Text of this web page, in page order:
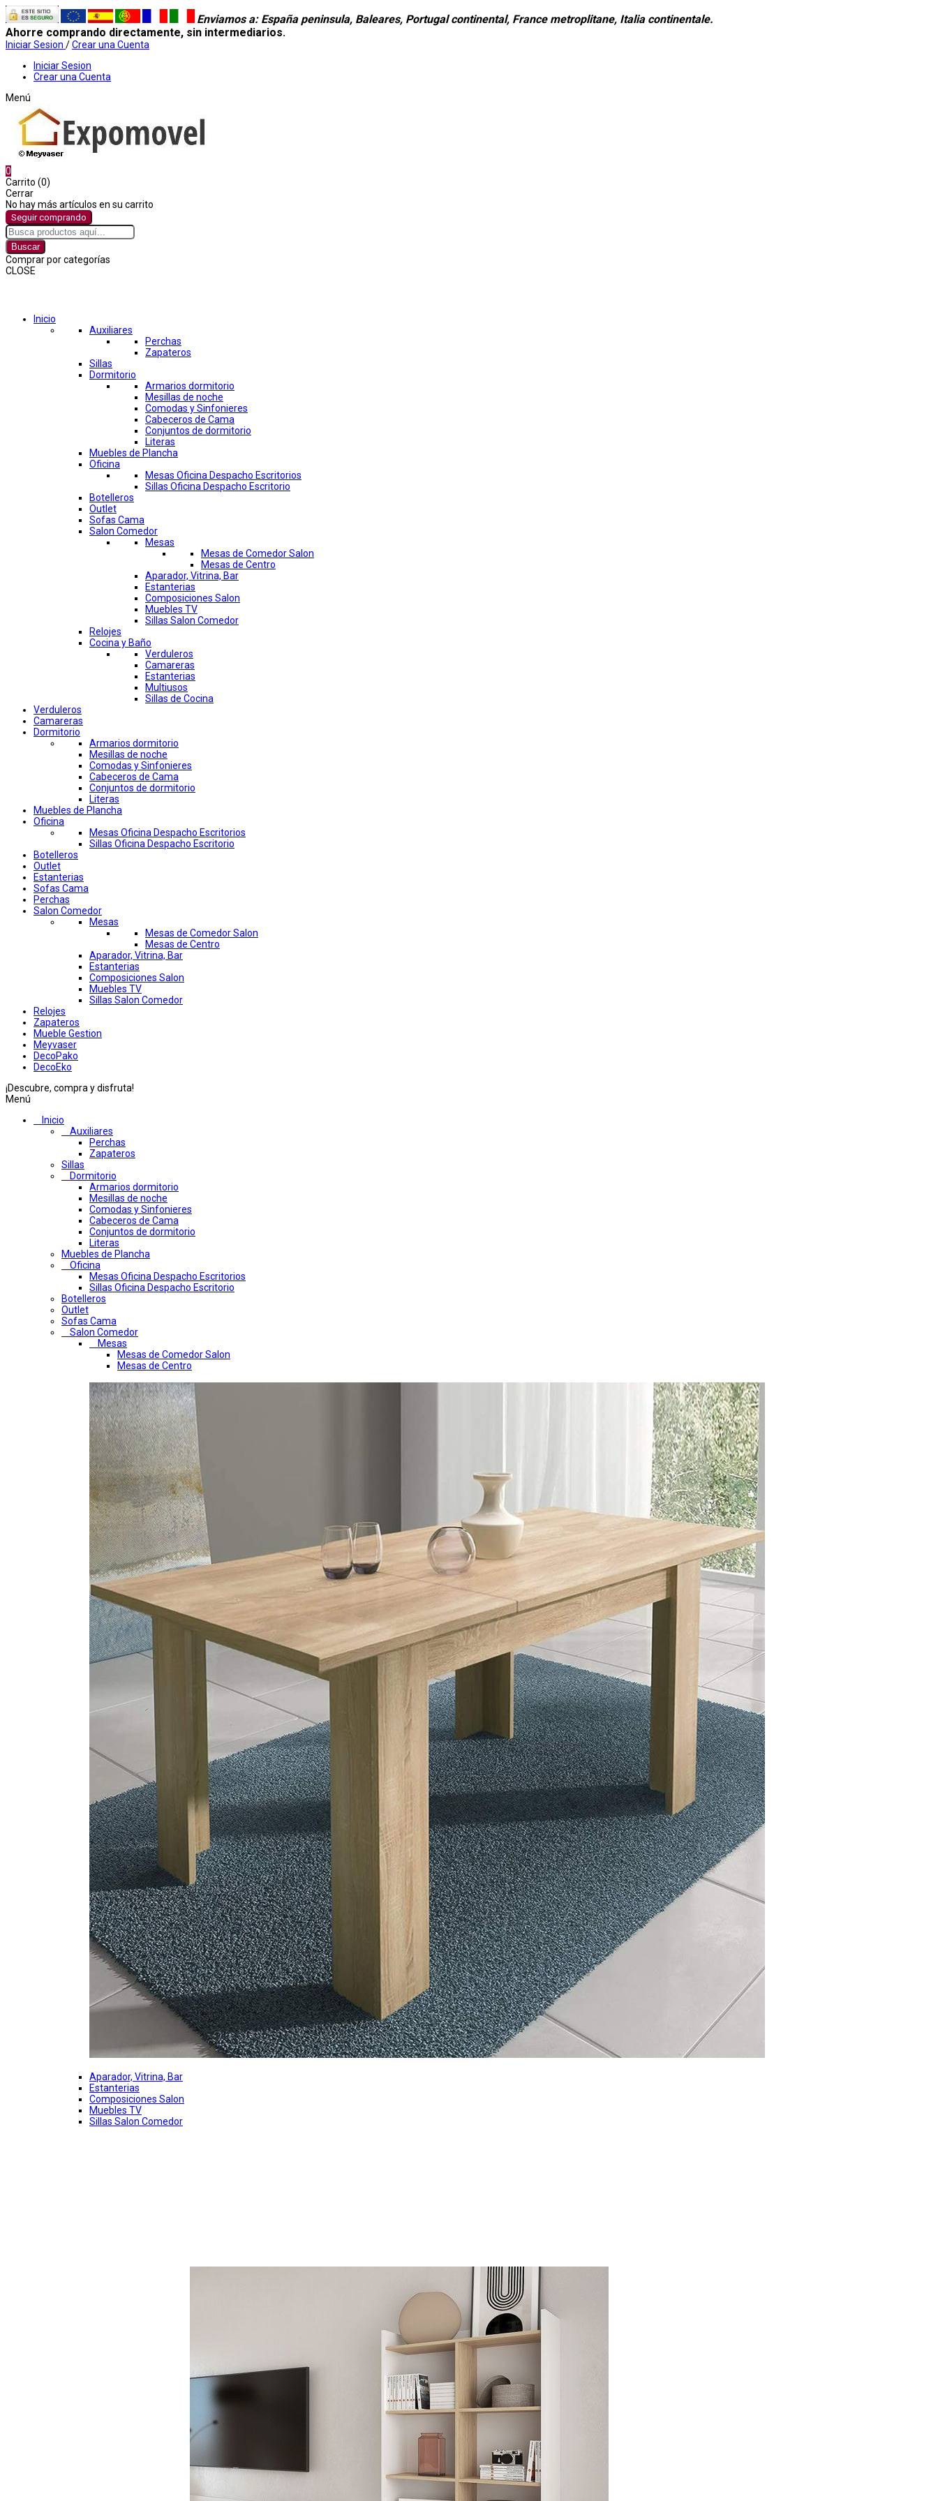
Enviamos a: España peninsula, Baleares, Portugal continental, France metroplitane, Italia continentale.
Ahorre comprando directamente, sin intermediarios.
Iniciar Sesion /Crear una Cuenta
Iniciar Sesion
Crear una Cuenta
Menú
0
Carrito (0)
Cerrar
No hay más artículos en su carrito
Seguir comprando
Buscar
Comprar por categorías
CLOSE
Inicio
Auxiliares
Perchas
Zapateros
Sillas
Dormitorio
Armarios dormitorio
Mesillas de noche
Comodas y Sinfonieres
Cabeceros de Cama
Conjuntos de dormitorio
Literas
Muebles de Plancha
Oficina
Mesas Oficina Despacho Escritorios
Sillas Oficina Despacho Escritorio
Botelleros
Outlet
Sofas Cama
Salon Comedor
Mesas
Mesas de Comedor Salon
Mesas de Centro
Aparador, Vitrina, Bar
Estanterias
Composiciones Salon
Muebles TV
Sillas Salon Comedor
Relojes
Cocina y Baño
Verduleros
Camareras
Estanterias
Multiusos
Sillas de Cocina
Verduleros
Camareras
Dormitorio
Armarios dormitorio
Mesillas de noche
Comodas y Sinfonieres
Cabeceros de Cama
Conjuntos de dormitorio
Literas
Muebles de Plancha
Oficina
Mesas Oficina Despacho Escritorios
Sillas Oficina Despacho Escritorio
Botelleros
Outlet
Estanterias
Sofas Cama
Perchas
Salon Comedor
Mesas
Mesas de Comedor Salon
Mesas de Centro
Aparador, Vitrina, Bar
Estanterias
Composiciones Salon
Muebles TV
Sillas Salon Comedor
Relojes
Zapateros
Mueble Gestion
Meyvaser
DecoPako
DecoEko
¡Descubre, compra y disfruta!
Menú
Inicio
Auxiliares
Perchas
Zapateros
Sillas
Dormitorio
Armarios dormitorio
Mesillas de noche
Comodas y Sinfonieres
Cabeceros de Cama
Conjuntos de dormitorio
Literas
Muebles de Plancha
Oficina
Mesas Oficina Despacho Escritorios
Sillas Oficina Despacho Escritorio
Botelleros
Outlet
Sofas Cama
Salon Comedor
Mesas
Mesas de Comedor Salon
Mesas de Centro
Aparador, Vitrina, Bar
Estanterias
Composiciones Salon
Muebles TV
Sillas Salon Comedor